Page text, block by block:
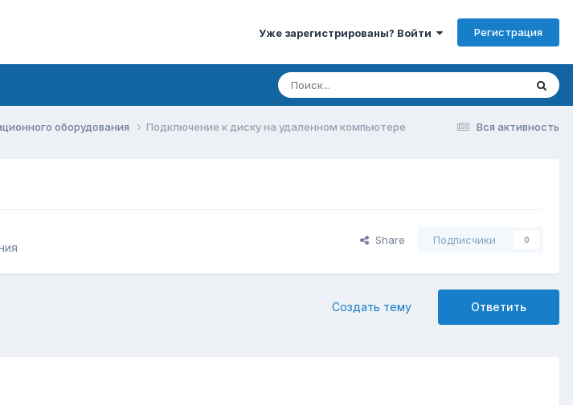
Уже зарегистрированы? Войти Регистрация
Вся активность
оборудования Подключение к диску на удаленном компьютере
Share Подписчики 0
Ответить
Создать тему